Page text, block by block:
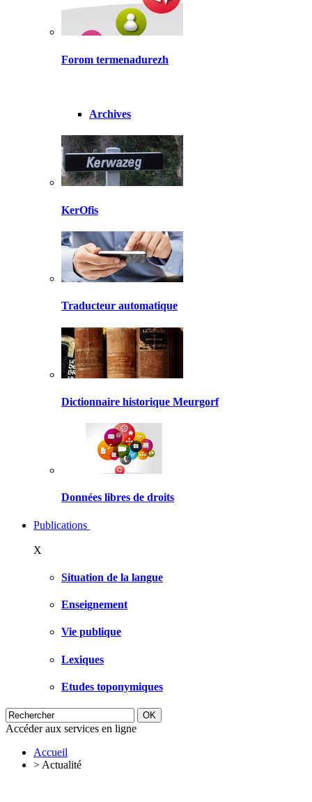
Forom termenadurezh
Archives
KerOfis
Traducteur automatique
Dictionnaire historique Meurgorf
Données libres de droits
Publications
X
Situation de la langue
Enseignement
Vie publique
Lexiques
Etudes toponymiques
Accéder aux services en ligne
Accueil
> Actualité